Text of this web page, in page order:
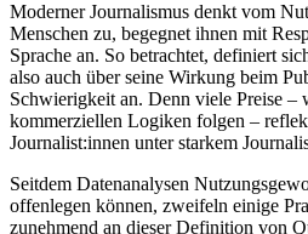
Moderner Journalismus denkt vom
Menschen zu, begegnet ihnen mit
Sprache an. So betrachtet, definiert
also auch über seine Wirkung beim
Schwierigkeit an. Denn viele Preise –
kommerziellen Logiken folgen –
Journalist:innen unter starkem
Seitdem Datenanalysen
offenlegen können, zweifeln einige
zunehmend an dieser Definition von